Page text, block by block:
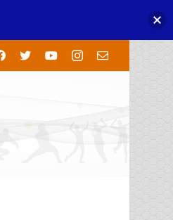
Facebook
X YouTubeInstagram
E-